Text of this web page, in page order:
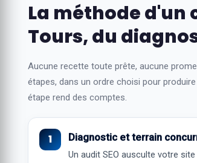
La méthode d'un
Tours, du
Aucune recette toute prête, aucune
étapes, dans un ordre choisi pour
étape rend des comptes.
Diagnostic et terrain
Un audit SEO ausculte votre site